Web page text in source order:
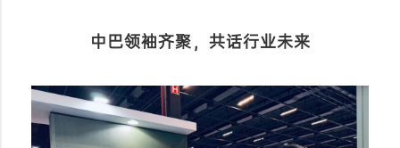
中巴领袖齐聚，共话行业未来